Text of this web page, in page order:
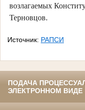
возлагаемых
Терновцов.
Источник: РАПСИ
ПОДАЧА
ЭЛЕКТРОННОМ ВИДЕ